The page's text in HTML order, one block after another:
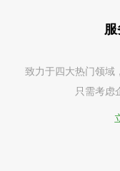
致力于四大热门领域
只需考虑